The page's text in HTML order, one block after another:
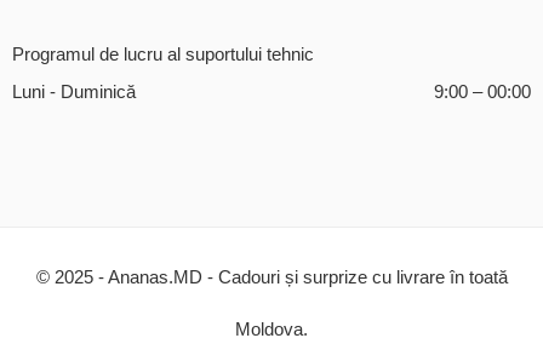
Programul de lucru al suportului tehnic
Luni - Duminică
9:00 – 00:00
© 2025 - Ananas.MD - Cadouri și surprize cu livrare în toată
Moldova.